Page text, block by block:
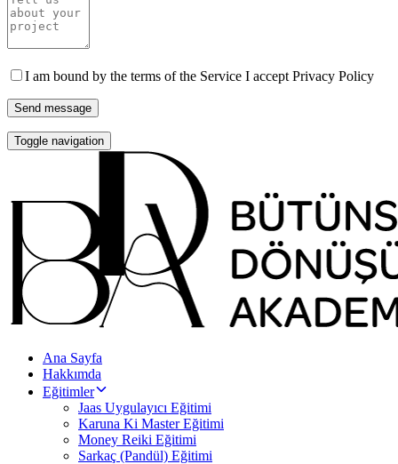
I am bound by the terms of the Service I accept Privacy Policy
Toggle navigation
Ana Sayfa
Hakkımda
Eğitimler
Jaas Uygulayıcı Eğitimi
Karuna Ki Master Eğitimi
Money Reiki Eğitimi
Sarkaç (Pandül) Eğitimi